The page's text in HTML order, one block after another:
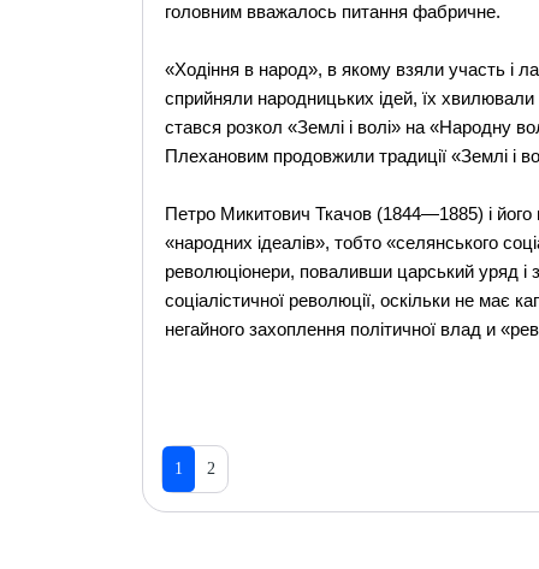
головним вважалось питання фабричне.
«Ходіння в народ», в якому взяли участь і
сприйняли народницьких ідей, їх
стався розкол «Землі і волі» на «Народну
Плехановим продовжили традиції «Землі і
Петро Микитович Ткачов (1844—1885) і
«народних ідеалів», тобто «селянського
революціонери, поваливши царський уряд і
соціалістичної революції, оскільки не має
негайного захоплення політичної влад и
1 2